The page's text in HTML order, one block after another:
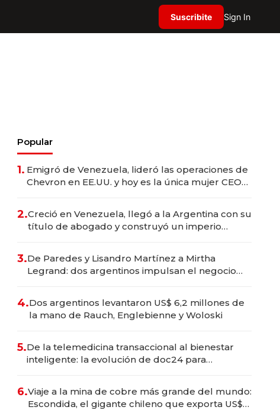
Suscribite Sign In
Popular
1. Emigró de Venezuela, lideró las operaciones de
Chevron en EE.UU. y hoy es la única mujer CEO
2.Creció en Venezuela, llegó a la Argentina con su
título de abogado y construyó un imperio
3.De Paredes y Lisandro Martínez a Mirtha
Legrand: dos argentinos impulsan el negocio
4.Dos argentinos levantaron US$ 6,2 millones de
la mano de Rauch, Englebienne y Woloski
5.De la telemedicina transaccional al bienestar
inteligente: la evolución de doc24 para
6.Viaje a la mina de cobre más grande del mundo:
Escondida, el gigante chileno que exporta US$